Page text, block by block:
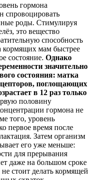
гормона
спровоцировать
роды. Стимулируя
это вещество
способность
кормящих мам быстрее
состояние. Однако
значительно
состояния: матка
поглощающих
в 12 раз только
половину
гормона не
того, уровень
первое время после
Затем организм
его уже меньше:
для прерывания
даже на большом сроке
стоит делать кормящей